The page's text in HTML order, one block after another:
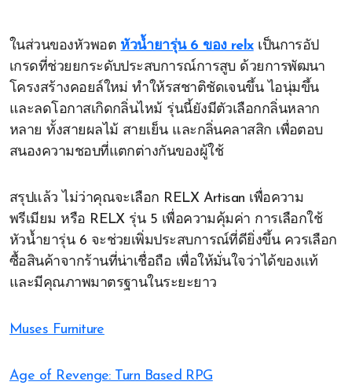
ในส่วนของหัวพอต หัวน้ำยารุ่น 6 ของ relxเป็นการอัป
เกรดที่ช่วยยกระดับประสบการณ์การสูบ ด้วยการพัฒนา
โครงสร้างคอยล์ใหม่ ทำให้รสชาติชัดเจนขึ้น ไอนุ่มขึ้น
และลดโอกาสเกิดกลิ่นไหม้ รุ่นนี้ยังมีตัวเลือกกลิ่นหลาก
หลาย ทั้งสายผลไม้ สายเย็น และกลิ่นคลาสสิก เพื่อตอบ
สนองความชอบที่แตกต่างกันของผู้ใช้
สรุปแล้ว ไม่ว่าคุณจะเลือก RELX Artisan เพื่อความ
พรีเมียม หรือ RELX รุ่น 5 เพื่อความคุ้มค่า การเลือกใช้
หัวน้ำยารุ่น 6 จะช่วยเพิ่มประสบการณ์ที่ดียิ่งขึ้น ควรเลือก
ซื้อสินค้าจากร้านที่น่าเชื่อถือ เพื่อให้มั่นใจว่าได้ของแท้
และมีคุณภาพมาตรฐานในระยะยาว
Muses Furniture
Age of Revenge: Turn Based RPG